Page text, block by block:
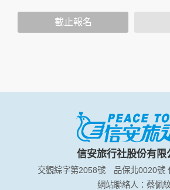
您個人在本網站上的聊天室或討論區中任
個人的資料，其範圍如下：
您所提供的姓名、電子郵件地址、聯絡方
於一般瀏覽時，伺服器會自行記錄相關行
設備的 IP 位址、使用時間、使用的瀏覽
錄等，做為我們增進網站服務的參考依據
用，決不對外公布。
為提供精確的服務，我們會將收集的問卷
分析，分析結果之統計數據或說明文字呈
截止報名
信安旅行社股份有限
交觀綜字第2058號 品保北0020號
網站聯絡人：蔡佩